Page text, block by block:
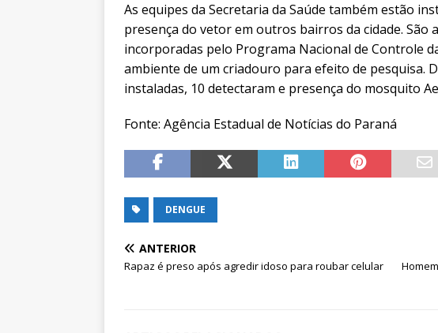
As equipes da Secretaria da Saúde também estão
presença do vetor em outros bairros da cidade. São
incorporadas pelo Programa Nacional de Controle
ambiente de um criadouro para efeito de pesquisa.
instaladas, 10 detectaram e presença do mosquito
Fonte: Agência Estadual de Notícias do Paraná
DENGUE
ANTERIOR
Rapaz é preso após agredir idoso para roubar celular